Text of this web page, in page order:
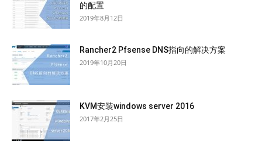
的配置
2019年8月12日
Rancher2 Pfsense DNS指向的解决方案
2019年10月20日
KVM安装windows server 2016
2017年2月25日